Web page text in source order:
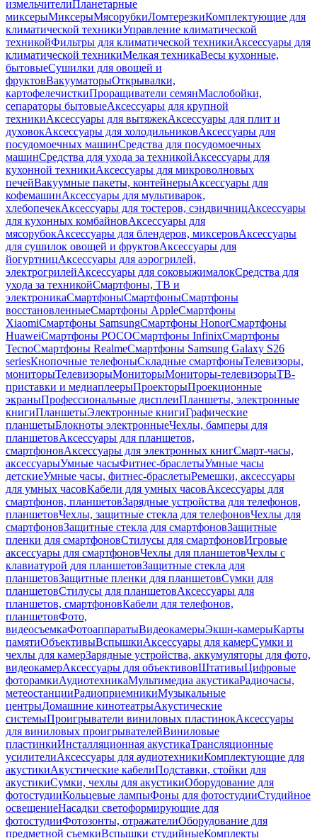
измельчителиПланетарные
миксерыМиксерыМясорубкиЛомтерезкиКомплектующие для
климатической техникиУправление климатической
техникойФильтры для климатической техникиАксессуары для
климатической техникиМелкая техникаВесы кухонные,
бытовыеСушилки для овощей и
фруктовВакууматорыОткрывалки,
картофелечисткиПроращиватели семянМаслобойки,
сепараторы бытовыеАксессуары для крупной
техникиАксессуары для вытяжекАксессуары для плит и
духовокАксессуары для холодильниковАксессуары для
посудомоечных машинСредства для посудомоечных
машинСредства для ухода за техникойАксессуары для
кухонной техникиАксессуары для микроволновых
печейВакуумные пакеты, контейнерыАксессуары для
кофемашинАксессуары для мультиварок,
хлебопечекАксессуары для тостеров, сэндвичницАксессуары
для кухонных комбайновАксессуары для
мясорубокАксессуары для блендеров, миксеровАксессуары
для сушилок овощей и фруктовАксессуары для
йогуртницАксессуары для аэрогрилей,
электрогрилейАксессуары для соковыжималокСредства для
ухода за техникойСмартфоны, ТВ и
электроникаСмартфоныСмартфоныСмартфоны
восстановленныеСмартфоны AppleСмартфоны
XiaomiСмартфоны SamsungСмартфоны HonorСмартфоны
HuaweiСмартфоны POCOСмартфоны InfinixСмартфоны
TecnoСмартфоны RealmeСмартфоны Samsung Galaxy S26
seriesКнопочные телефоныСкладные смартфоныТелевизоры,
мониторыТелевизорыМониторыМониторы-телевизорыТВ-
приставки и медиаплеерыПроекторыПроекционные
экраныПрофессиональные дисплеиПланшеты, электронные
книгиПланшетыЭлектронные книгиГрафические
планшетыБлокноты электронныеЧехлы, бамперы для
планшетовАксессуары для планшетов,
смартфоновАксессуары для электронных книгСмарт-часы,
аксессуарыУмные часыФитнес-браслетыУмные часы
детскиеУмные часы, фитнес-браслетыРемешки, аксессуары
для умных часовКабели для умных часовАксессуары для
смартфонов, планшетовЗарядные устройства для телефонов,
планшетовЧехлы, защитные стекла для телефоновЧехлы для
смартфоновЗащитные стекла для смартфоновЗащитные
пленки для смартфоновСтилусы для смартфоновИгровые
аксессуары для смартфоновЧехлы для планшетовЧехлы с
клавиатурой для планшетовЗащитные стекла для
планшетовЗащитные пленки для планшетовСумки для
планшетовСтилусы для планшетовАксессуары для
планшетов, смартфоновКабели для телефонов,
планшетовФото,
видеосъемкаФотоаппаратыВидеокамерыЭкшн-камерыКарты
памятиОбъективыВспышкиАксессуары для камерСумки и
чехлы для камерЗарядные устройства, аккумуляторы для фото,
видеокамерАксессуары для объективовШтативыЦифровые
фоторамкиАудиотехникаМультимедиа акустикаРадиочасы,
метеостанцииРадиоприемникиМузыкальные
центрыДомашние кинотеатрыАкустические
системыПроигрыватели виниловых пластинокАксессуары
для виниловых проигрывателейВиниловые
пластинкиИнсталляционная акустикаТрансляционные
усилителиАксессуары для аудиотехникиКомплектующие для
акустикиАкустические кабелиПодставки, стойки для
акустикиСумки, чехлы для акустикиОборудование для
фотостудииКольцевые лампыФоны для фотостудииСтудийное
освещениеНасадки светоформирующие для
фотостудииФотозонты, отражателиОборудование для
предметной съемкиВспышки студийныеКомплекты